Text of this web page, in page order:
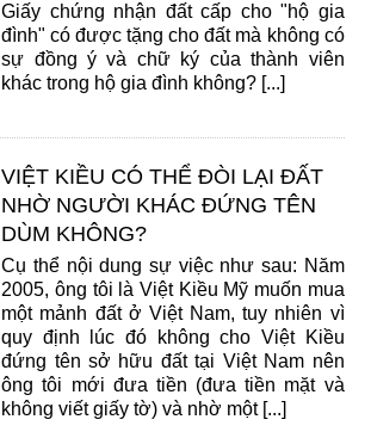
Giấy chứng nhận đất cấp cho "hộ gia
đình" có được tặng cho đất mà không có
sự đồng ý và chữ ký của thành viên
khác trong hộ gia đình không? [...]
VIỆT KIỀU CÓ THỂ ĐÒI LẠI ĐẤT
NHỜ NGƯỜI KHÁC ĐỨNG TÊN
DÙM KHÔNG?
Cụ thể nội dung sự việc như sau: Năm
2005, ông tôi là Việt Kiều Mỹ muốn mua
một mảnh đất ở Việt Nam, tuy nhiên vì
quy định lúc đó không cho Việt Kiều
đứng tên sở hữu đất tại Việt Nam nên
ông tôi mới đưa tiền (đưa tiền mặt và
không viết giấy tờ) và nhờ một [...]